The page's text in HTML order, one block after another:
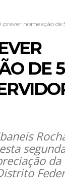
prever nomeação de
DE
da